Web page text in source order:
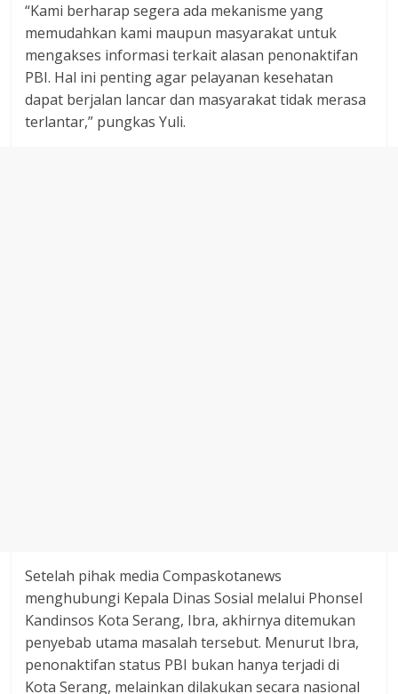
“Kami berharap segera ada mekanisme yang
memudahkan kami maupun masyarakat untuk
mengakses informasi terkait alasan penonaktifan
PBI. Hal ini penting agar pelayanan kesehatan
dapat berjalan lancar dan masyarakat tidak merasa
terlantar,” pungkas Yuli.
Setelah pihak media Compaskotanews
menghubungi Kepala Dinas Sosial melalui Phonsel
Kandinsos Kota Serang, Ibra, akhirnya ditemukan
penyebab utama masalah tersebut. Menurut Ibra,
penonaktifan status PBI bukan hanya terjadi di
Kota Serang, melainkan dilakukan secara nasional